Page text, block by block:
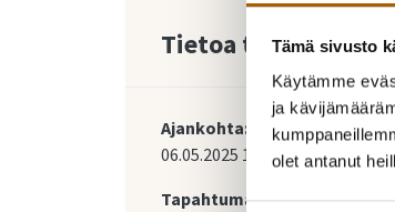
Tämä sivusto
Käytämme
ja
olet antanut
Tietoa
Ajankohta:
06.05.2025 15:00 -19:00
Tapahtumapaikka: